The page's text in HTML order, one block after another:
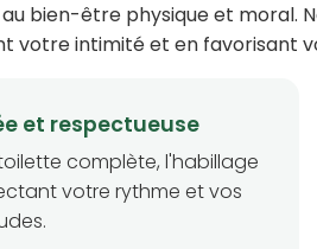
bien-être physique et
votre intimité et en favorisant
et respectueuse
complète, l'habillage
votre rythme et vos